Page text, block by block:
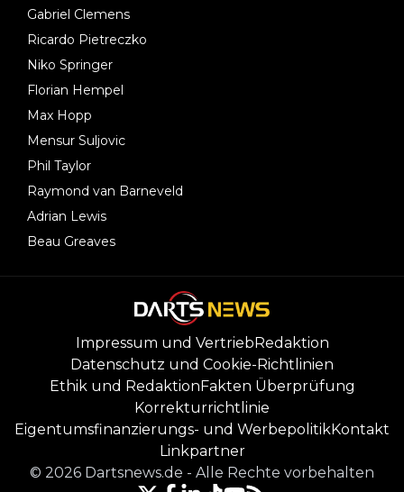
Gabriel Clemens
Ricardo Pietreczko
Niko Springer
Florian Hempel
Max Hopp
Mensur Suljovic
Phil Taylor
Raymond van Barneveld
Adrian Lewis
Beau Greaves
Impressum und VertriebRedaktion
Datenschutz und Cookie-Richtlinien
Ethik und RedaktionFakten Überprüfung
Korrekturrichtlinie
Eigentumsfinanzierungs- und WerbepolitikKontakt
Linkpartner
© 2026 Dartsnews.de - Alle Rechte vorbehalten